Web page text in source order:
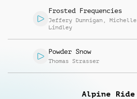
Frosted Frequencies
Jeffery Dunnigan , Michelle
Lindley
Powder Snow
Thomas Strasser
Alpine Ride